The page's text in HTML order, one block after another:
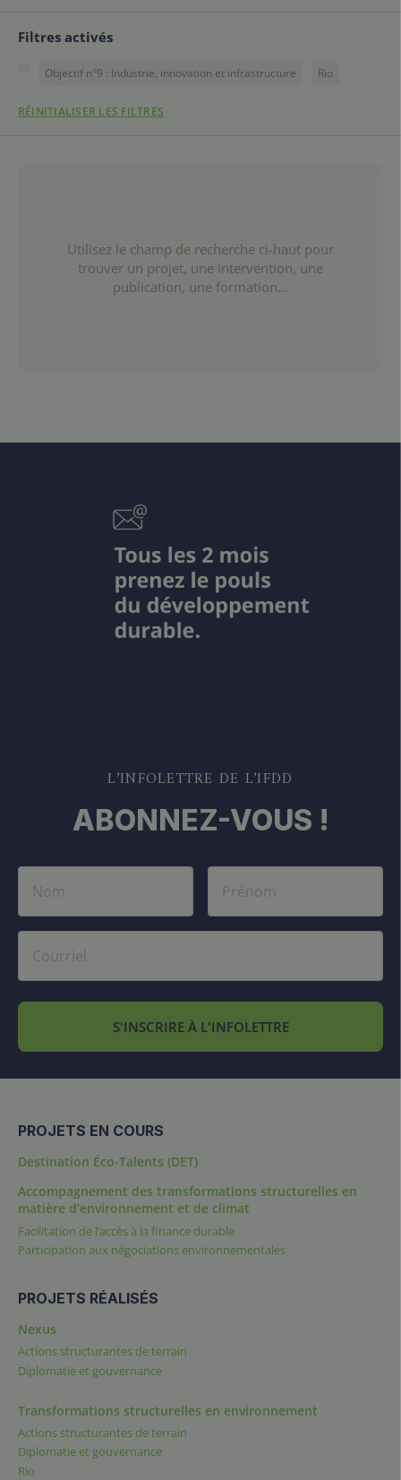
Filtres activés
Objectif n°9 : Industrie, innovation et infrastructure Rio
RÉINITIALISER LES FILTRES
Utilisez le champ de recherche ci-haut pour
trouver un projet, une intervention, une
publication, une formation...
L’INFOLETTRE DE L’IFDD
ABONNEZ-VOUS !
S'INSCRIRE À L'INFOLETTRE
PROJETS EN COURS
Destination Éco-Talents (DET)
Accompagnement des transformations structurelles en
matière d’environnement et de climat
Facilitation de l’accès à la finance durable
Participation aux négociations environnementales
PROJETS RÉALISÉS
Nexus
Actions structurantes de terrain
Diplomatie et gouvernance
Transformations structurelles en environnement
Actions structurantes de terrain
Diplomatie et gouvernance
Rio